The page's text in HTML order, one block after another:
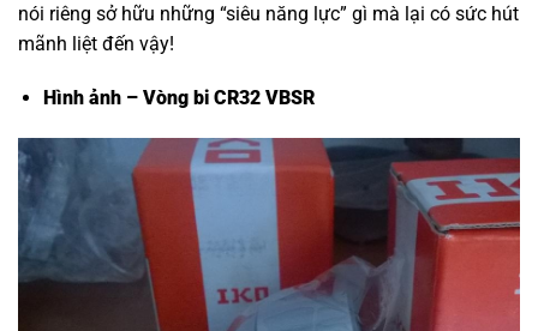
nói riêng sở hữu những “siêu năng lực” gì mà lại có sức hút
mãnh liệt đến vậy!
Hình ảnh – Vòng bi CR32 VBSR